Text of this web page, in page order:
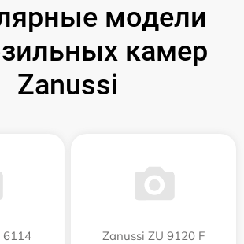
модели
камер
Zanussi
6114 Zanussi ZU 9120 F